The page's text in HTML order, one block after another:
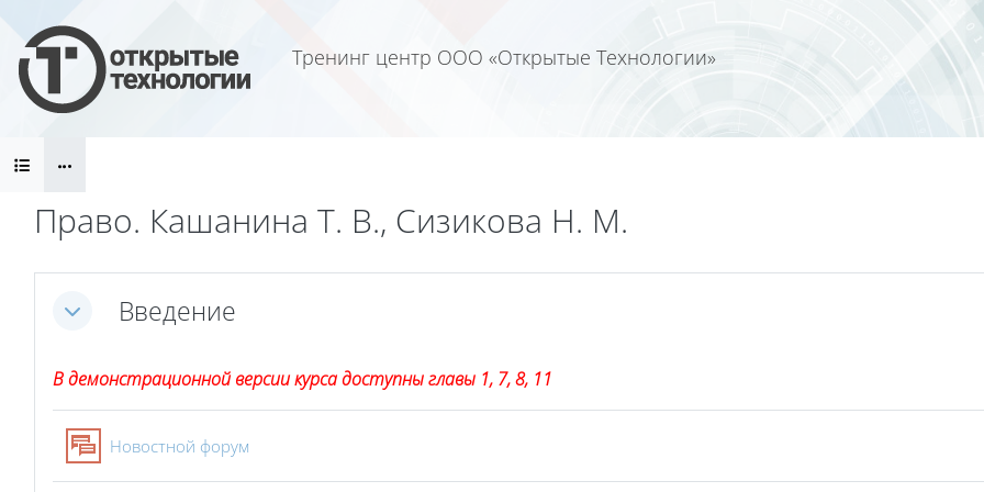
Тренинг центр ООО «Открытые Технологии»
Блоки
Право. Кашанина Т. В., Сизикова Н. М.
Блоки
Section outline
СвернутьВведение
В демонстрационной версии курса доступны главы 1, 7, 8, 11
Новостной форум